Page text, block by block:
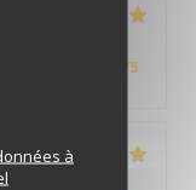
à
/5